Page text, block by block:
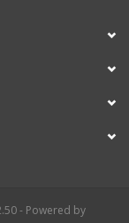
- Powered by